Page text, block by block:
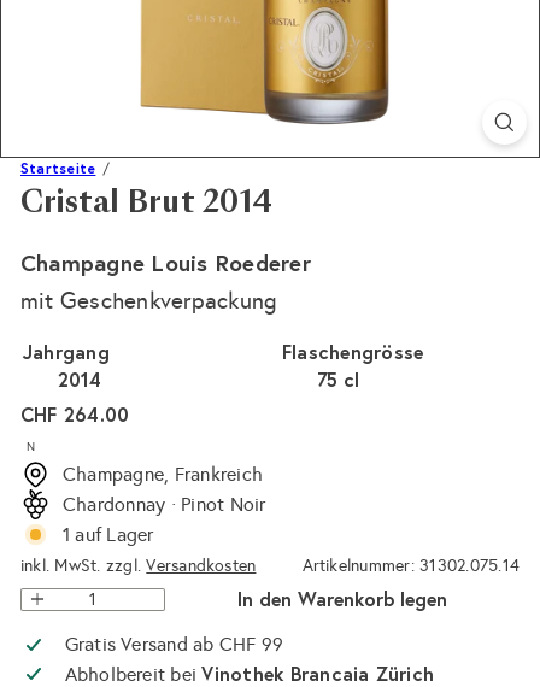
Startseite
Cristal Brut 2014
Champagne Louis Roederer
mit Geschenkverpackung
Flaschengrösse
75 cl
Jahrgang
2014
Normaler
Preis
CHF 264.00
N
Champagne, Frankreich
Chardonnay · Pinot Noir
1 auf Lager
inkl. MwSt. zzgl.Versandkosten Artikelnummer: 31302.075.14
In den Warenkorb legen
Gratis Versand ab CHF 99
Abholbereit beiVinothek Brancaia Zürich